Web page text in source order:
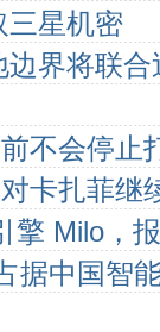
三星机密
界将联合
不会停止
卡扎菲继
擎 Milo，
据中国智